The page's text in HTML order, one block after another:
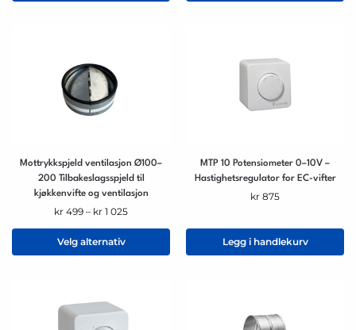
Mottrykkspjeld ventilasjon Ø100–
200 Tilbakeslagsspjeld til
kjøkkenvifte og ventilasjon
kr 499 – kr 1 025
Velg alternativ
MTP 10 Potensiometer 0–10V –
Hastighetsregulator for EC-vifter
kr 875
Legg i handlekurv